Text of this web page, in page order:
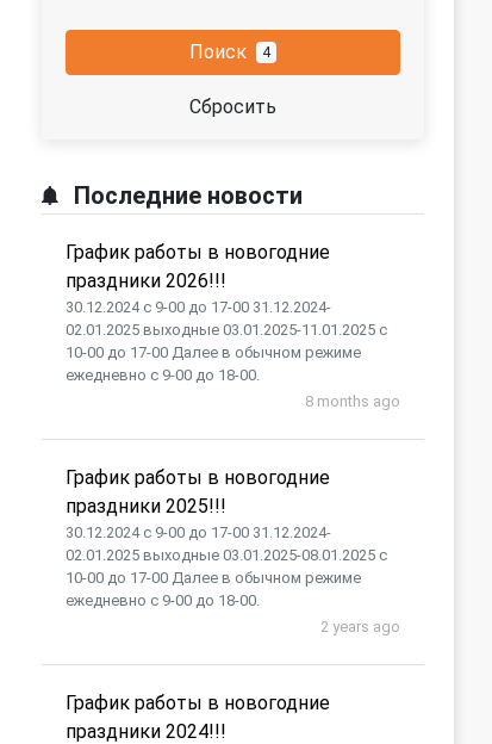
Поиск 4
Сбросить
Последние новости
График работы в новогодние
праздники 2026!!!
30.12.2024 с 9-00 до 17-00 31.12.2024-
02.01.2025 выходные 03.01.2025-11.01.2025 с
10-00 до 17-00 Далее в обычном режиме
ежедневно с 9-00 до 18-00.
8 months ago
График работы в новогодние
праздники 2025!!!
30.12.2024 с 9-00 до 17-00 31.12.2024-
02.01.2025 выходные 03.01.2025-08.01.2025 с
10-00 до 17-00 Далее в обычном режиме
ежедневно с 9-00 до 18-00.
2 years ago
График работы в новогодние
праздники 2024!!!